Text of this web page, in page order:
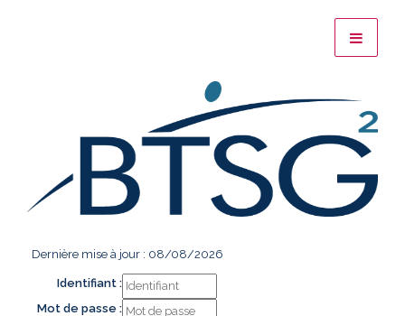
Dernière mise à jour : 08/08/2026
Identifiant :
Mot de passe :